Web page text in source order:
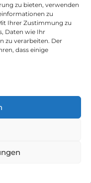
zu bieten, verwenden
zu
Ihrer Zustimmung zu
Daten wie Ihr
zu verarbeiten. Der
dass einige
Avenue 105